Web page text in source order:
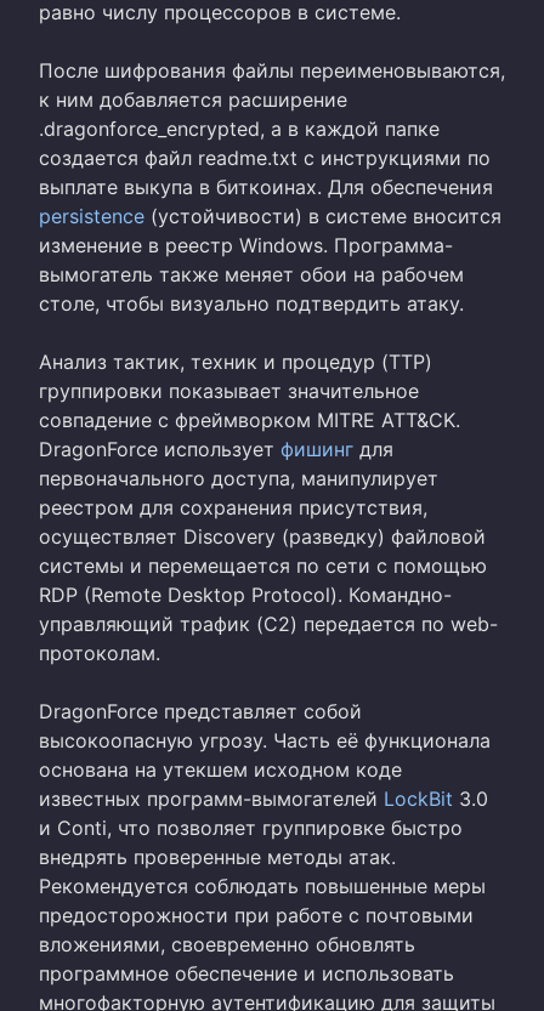
равно числу процессоров в системе.
После шифрования файлы переименовываются,
к ним добавляется расширение
.dragonforce_encrypted, а в каждой папке
создается файл readme.txt с инструкциями по
выплате выкупа в биткоинах. Для обеспечения
persistence (устойчивости) в системе вносится
изменение в реестр Windows. Программа-
вымогатель также меняет обои на рабочем
столе, чтобы визуально подтвердить атаку.
Анализ тактик, техник и процедур (TTP)
группировки показывает значительное
совпадение с фреймворком MITRE ATT&CK.
DragonForce использует фишинг для
первоначального доступа, манипулирует
реестром для сохранения присутствия,
осуществляет Discovery (разведку) файловой
системы и перемещается по сети с помощью
RDP (Remote Desktop Protocol). Командно-
управляющий трафик (C2) передается по web-
протоколам.
DragonForce представляет собой
высокоопасную угрозу. Часть её функционала
основана на утекшем исходном коде
известных программ-вымогателей LockBit 3.0
и Conti, что позволяет группировке быстро
внедрять проверенные методы атак.
Рекомендуется соблюдать повышенные меры
предосторожности при работе с почтовыми
вложениями, своевременно обновлять
программное обеспечение и использовать
многофакторную аутентификацию для защиты